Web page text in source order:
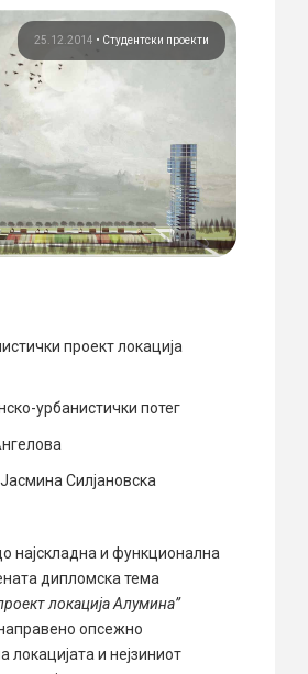
25.12.2014 • Студентски проекти
проект локација
урбанистички потег
Силјановска
најскладна и функционална
дипломска тема
локација Алумина”
опсежно
и нејзиниот